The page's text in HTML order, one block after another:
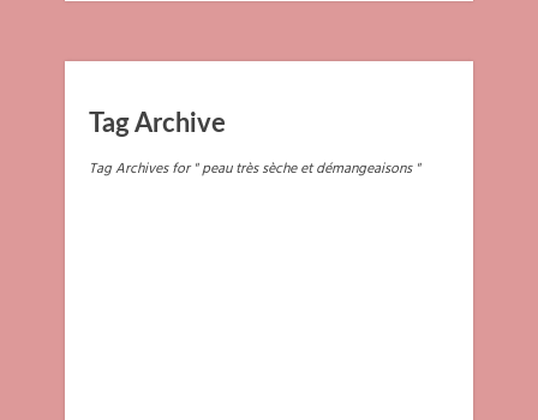
Tag Archive
Tag Archives for " peau très sèche et démangeaisons "